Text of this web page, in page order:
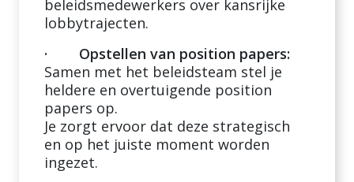
beleidsmedewerkers over kansrijke
lobbytrajecten.
· Opstellen van position papers:
Samen met het beleidsteam stel je
heldere en overtuigende position
papers op.
Je zorgt ervoor dat deze strategisch
en op het juiste moment worden
ingezet.